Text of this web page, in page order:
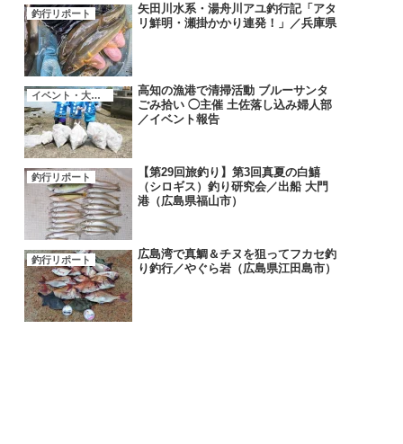
釣行リポート
矢田川水系・湯舟川アユ釣行記「アタ
リ鮮明・瀬掛かかり連発！」／兵庫県
イベント・大会・キャンペーン
高知の漁港で清掃活動 ブルーサンタ
ごみ拾い ◯主催 土佐落し込み婦人部
／イベント報告
釣行リポート
【第29回旅釣り】第3回真夏の白鱚
（シロギス）釣り研究会／出船 大門
港（広島県福山市）
釣行リポート
広島湾で真鯛＆チヌを狙ってフカセ釣
り釣行／やぐら岩（広島県江田島市）